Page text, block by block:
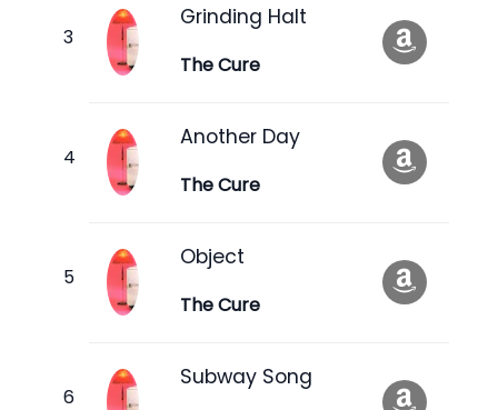
Grinding Halt
The Cure
Another Day
The Cure
Object
The Cure
Subway Song